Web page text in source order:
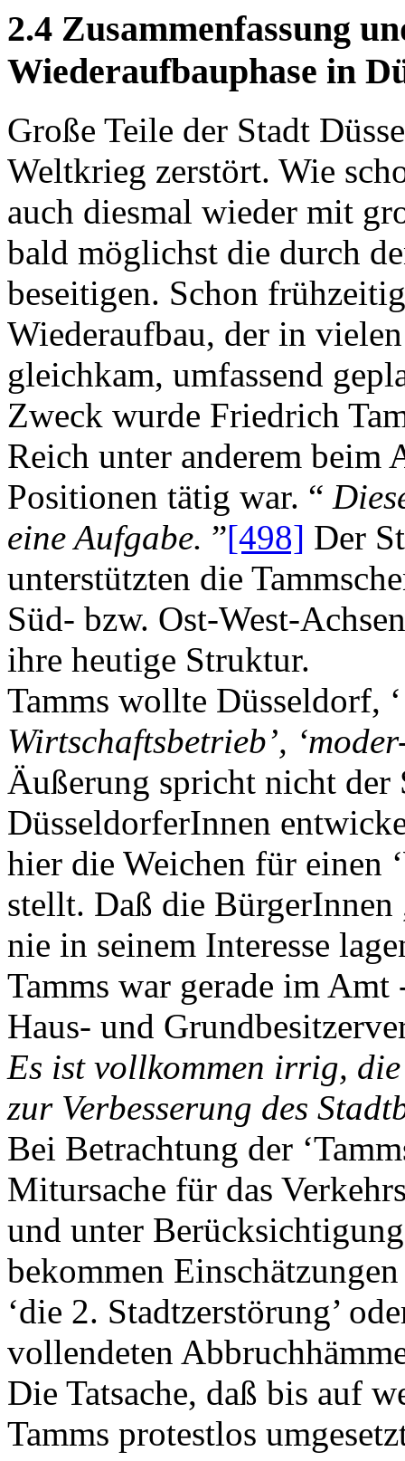
2.4 Zusammenfassung
Wiederaufbauphase in
Große Teile der Stadt
Weltkrieg zerstört. Wie
auch diesmal wieder mit
bald möglichst die durch
beseitigen. Schon
Wiederaufbau, der in
gleichkam, umfassend
Zweck wurde Friedrich
Reich unter anderem beim
Positionen tätig war. “
eine Aufgabe. ”[498] Der
unterstützten die
Süd- bzw. Ost-West-
ihre heutige Struktur.
Tamms wollte Düsseldorf,
Wirtschaftsbetrieb’,
Äußerung spricht nicht der
DüsseldorferInnen
hier die Weichen für einen
stellt. Daß die
nie in seinem Interesse
Tamms war gerade im
Haus- und
Es ist vollkommen irrig,
zur Verbesserung des
Bei Betrachtung der
Mitursache für das
und unter
bekommen
‘die 2. Stadtzerstörung’
vollendeten
Die Tatsache, daß bis auf
Tamms protestlos